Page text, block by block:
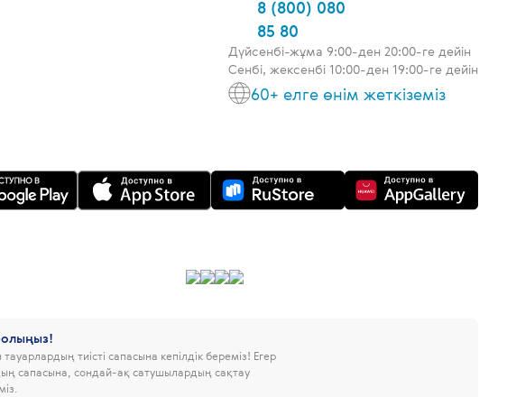
8 (800) 080
85 80
Дүйсенбі-жұма 9:00-ден 20:00-ге дейін
Сенбі, жексенбі 10:00-ден 19:00-ге дейін
60+ елге өнім жеткіземіз
тиісті сапасына кепілдік береміз! Егер
сапасына, сондай-ақ сатушылардың сақтау